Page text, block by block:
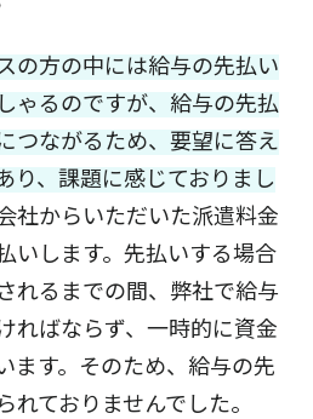
の方の中には給与の先払い
ゃるのですが、給与の先払
つながるため、要望に答え
り、課題に感じておりまし
社からいただいた派遣料金
いします。先払いする場合
れるまでの間、弊社で給与
ればならず、一時的に資金
ます。そのため、給与の先
ておりませんでした。